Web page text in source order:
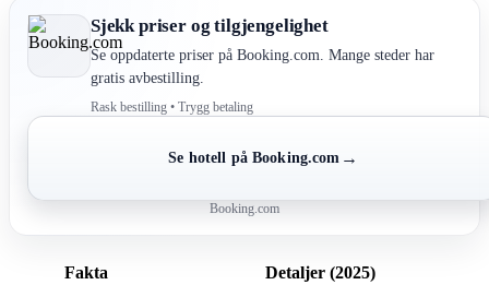
Sjekk priser og tilgjengelighet
Se oppdaterte priser på Booking.com. Mange steder har
gratis avbestilling.
Rask bestilling • Trygg betaling
Se hotell på Booking.com →
Booking.com
Fakta
Detaljer (2025)